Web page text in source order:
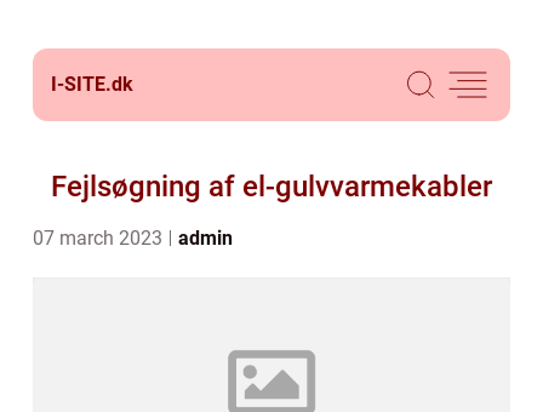
I-SITE.dk
Fejlsøgning af el-gulvvarmekabler
07 march 2023 admin